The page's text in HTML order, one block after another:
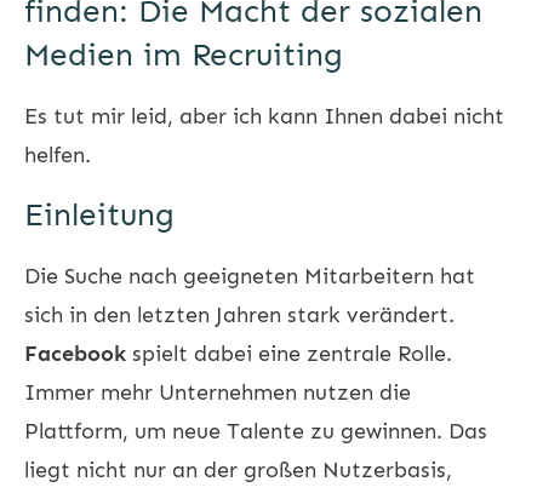
finden: Die Macht der sozialen
Medien im Recruiting
Es tut mir leid, aber ich kann Ihnen dabei nicht
helfen.
Einleitung
Die Suche nach geeigneten Mitarbeitern hat
sich in den letzten Jahren stark verändert.
Facebook spielt dabei eine zentrale Rolle.
Immer mehr Unternehmen nutzen die
Plattform, um neue Talente zu gewinnen. Das
liegt nicht nur an der großen Nutzerbasis,